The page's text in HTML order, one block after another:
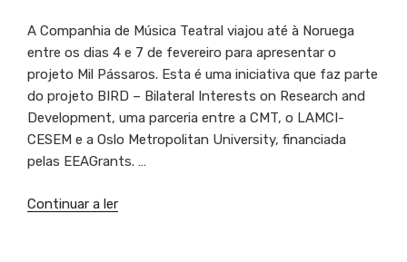
A Companhia de Música Teatral viajou até à Noruega
entre os dias 4 e 7 de fevereiro para apresentar o
projeto Mil Pássaros. Esta é uma iniciativa que faz parte
do projeto BIRD – Bilateral Interests on Research and
Development, uma parceria entre a CMT, o LAMCI-
CESEM e a Oslo Metropolitan University, financiada
pelas EEAGrants. …
Continuar a ler“Mil